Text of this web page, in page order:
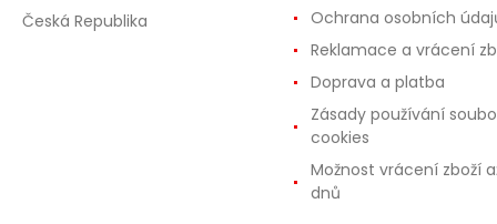
Česká Republika
Ochrana osobních
Reklamace a vrácení
Doprava a platba
Zásady používání
cookies
Možnost vrácení zboží
dnů